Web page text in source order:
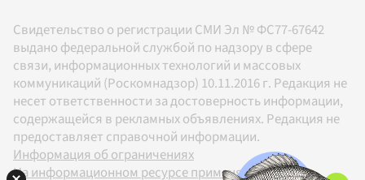
Свидетельство о регистрации СМИ Эл № ФС77-67642
выдано федеральной службой по надзору в сфере
связи, информационных технологий и массовых
коммуникаций (Роскомнадзор) 10.11.2016 г. Редакция не
несет ответственности за достоверность информации,
содержащейся в рекламных объявлениях. Редакция не
предоставляет справочной информации.
Информация об ограничениях
На информационном ресурсе применяются